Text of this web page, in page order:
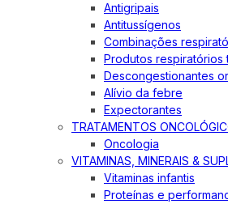
Antigripais
Antitussígenos
Combinações
Produtos respiratórios
Descongestionantes
Alívio da febre
Expectorantes
TRATAMENTOS
Oncologia
VITAMINAS, MINERAIS &
Vitaminas infantis
Proteínas e